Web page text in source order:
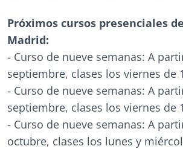
Próximos cursos presenciales de
Madrid:
- Curso de nueve semanas: A
septiembre, clases los viernes de
- Curso de nueve semanas: A
septiembre, clases los viernes de
- Curso de nueve semanas: A
octubre, clases los lunes y